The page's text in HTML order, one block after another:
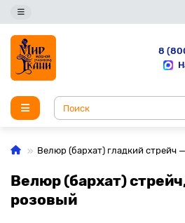
8
Велюр (бархат) гладкий стрейч
Велюр (бархат)
розовый